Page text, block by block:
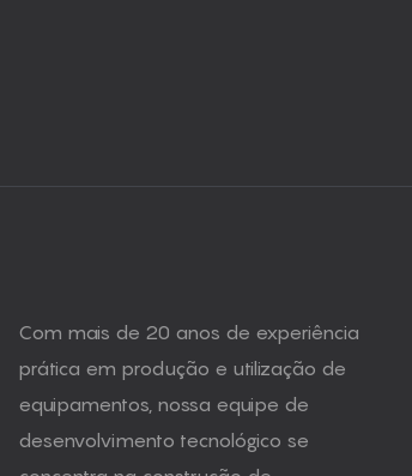
Com mais de 20 anos de experiência
prática em produção e utilização de
equipamentos, nossa equipe de
desenvolvimento tecnológico se